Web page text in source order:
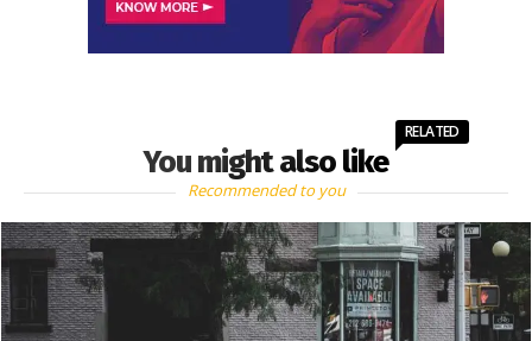
You might also like
RELATED
Recommended to you